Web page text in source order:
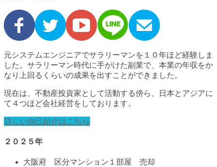
元システムエンジニアでサラリーマンを１０年ほど経験しま
した。サラリーマン時代に手がけた副業で、本業の年収をか
なり上回るくらいの成果を出すことができました。
現在は、不動産投資家として活動する傍ら、日本とアジアに
て４つほど会社経営をしております。
詳しい自己紹介はこちら
２０２５年
大阪府 区分マンション１部屋 売却